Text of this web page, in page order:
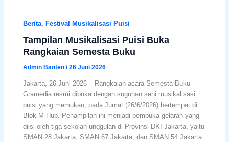
Berita, Festival Musikalisasi Puisi
Tampilan Musikalisasi Puisi Buka
Rangkaian Semesta Buku
Admin Banten/26 Juni 2026
Jakarta, 26 Juni 2026 – Rangkaian acara Semesta Buku
Gramedia resmi dibuka dengan suguhan seni musikalisasi
puisi yang memukau, pada Jumat (26/6/2026) bertempat di
Blok M Hub. Penampilan ini menjadi pembuka gelaran yang
diisi oleh tiga sekolah unggulan di Provinsi DKI Jakarta, yaitu
SMAN 28 Jakarta, SMAN 67 Jakarta, dan SMAN 54 Jakarta.